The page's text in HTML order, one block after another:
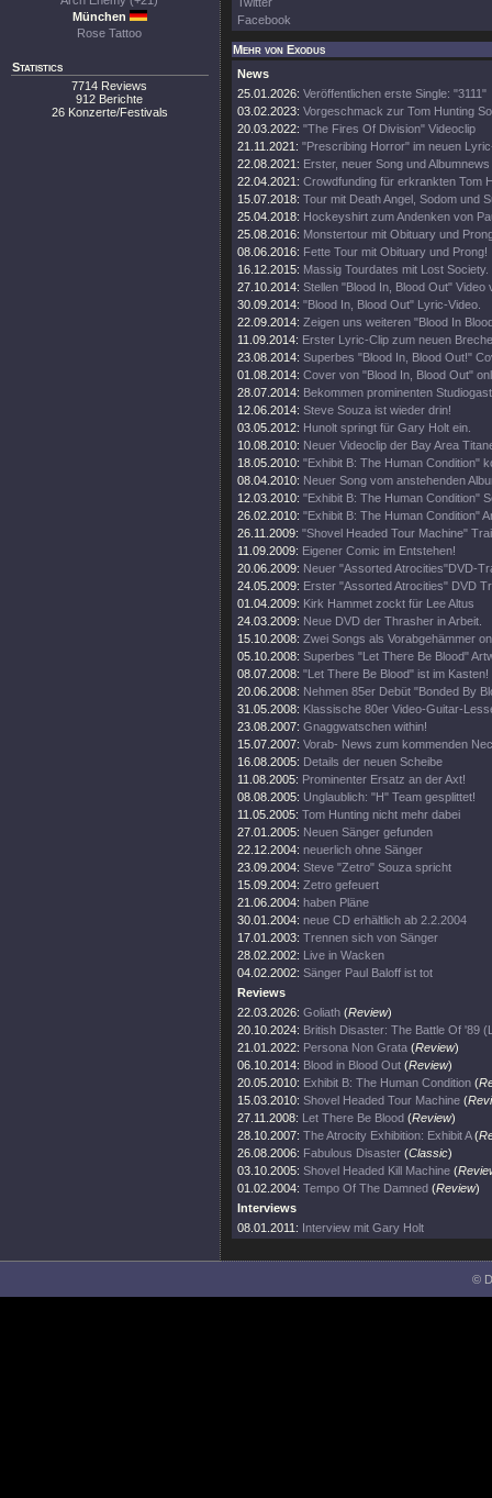
München
Rose Tattoo
Statistics
7714 Reviews
912 Berichte
26 Konzerte/Festivals
Facebook
Mehr von Exodus
News
25.01.2026: Veröffentlichen erste Single: "3111"
03.02.2023: Vorgeschmack zur Tom Hunting
20.03.2022: "The Fires Of Division" Videoclip
21.11.2021: "Prescribing Horror" im neuen
22.08.2021: Erster, neuer Song und Albumnews
22.04.2021: Crowdfunding für erkrankten Tom
15.07.2018: Tour mit Death Angel, Sodom und
25.04.2018: Hockeyshirt zum Andenken von
25.08.2016: Monstertour mit Obituary und
08.06.2016: Fette Tour mit Obituary und Prong!
16.12.2015: Massig Tourdates mit Lost Society.
27.10.2014: Stellen "Blood In, Blood Out" Video
30.09.2014: "Blood In, Blood Out" Lyric-Video.
22.09.2014: Zeigen uns weiteren "Blood In
11.09.2014: Erster Lyric-Clip zum neuen
23.08.2014: Superbes "Blood In, Blood Out!"
01.08.2014: Cover von "Blood In, Blood Out"
28.07.2014: Bekommen prominenten Studiogast
12.06.2014: Steve Souza ist wieder drin!
03.05.2012: Hunolt springt für Gary Holt ein.
10.08.2010: Neuer Videoclip der Bay Area
18.05.2010: "Exhibit B: The Human Condition"
08.04.2010: Neuer Song vom anstehenden
12.03.2010: "Exhibit B: The Human Condition"
26.02.2010: "Exhibit B: The Human Condition"
26.11.2009: "Shovel Headed Tour Machine"
11.09.2009: Eigener Comic im Entstehen!
20.06.2009: Neuer "Assorted Atrocities"DVD-
24.05.2009: Erster "Assorted Atrocities" DVD
01.04.2009: Kirk Hammet zockt für Lee Altus
24.03.2009: Neue DVD der Thrasher in Arbeit.
15.10.2008: Zwei Songs als Vorabgehämmer
05.10.2008: Superbes "Let There Be Blood"
08.07.2008: "Let There Be Blood" ist im Kasten!
20.06.2008: Nehmen 85er Debüt "Bonded By
31.05.2008: Klassische 80er Video-Guitar-
23.08.2007: Gnaggwatschen within!
15.07.2007: Vorab- News zum kommenden
16.08.2005: Details der neuen Scheibe
11.08.2005: Prominenter Ersatz an der Axt!
08.08.2005: Unglaublich: "H" Team gesplittet!
11.05.2005: Tom Hunting nicht mehr dabei
27.01.2005: Neuen Sänger gefunden
22.12.2004: neuerlich ohne Sänger
23.09.2004: Steve "Zetro" Souza spricht
15.09.2004: Zetro gefeuert
21.06.2004: haben Pläne
30.01.2004: neue CD erhältlich ab 2.2.2004
17.01.2003: Trennen sich von Sänger
28.02.2002: Live in Wacken
04.02.2002: Sänger Paul Baloff ist tot
Reviews
22.03.2026: Goliath (Review)
20.10.2024: British Disaster: The Battle Of '89
21.01.2022: Persona Non Grata (Review)
06.10.2014: Blood in Blood Out (Review)
20.05.2010: Exhibit B: The Human Condition (
15.03.2010: Shovel Headed Tour Machine (
27.11.2008: Let There Be Blood (Review)
28.10.2007: The Atrocity Exhibition: Exhibit A(
26.08.2006: Fabulous Disaster (Classic)
03.10.2005: Shovel Headed Kill Machine (
01.02.2004: Tempo Of The Damned (Review)
Interviews
08.01.2011: Interview mit Gary Holt
©